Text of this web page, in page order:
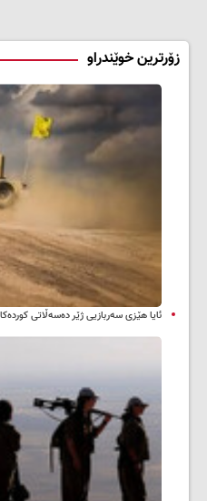
زۆرترین خوێندراو
ئایا هێزی سەربازیی ژێر دەسەڵاتی